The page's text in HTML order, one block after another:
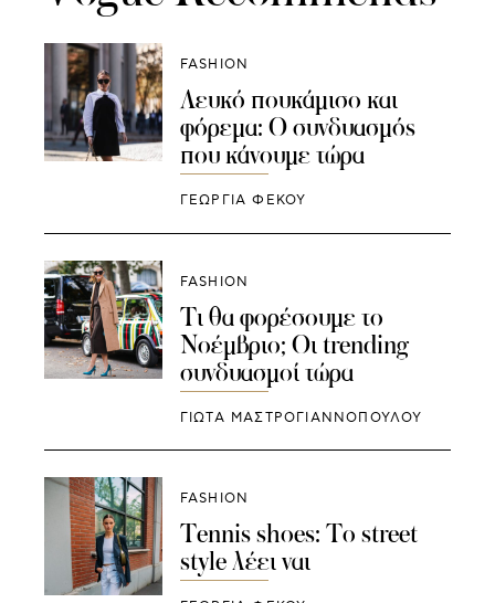
FASHION
Λευκό πουκάμισο και
φόρεμα: Ο συνδυασμός
που κάνουμε τώρα
ΓΕΩΡΓΙΑ ΦΕΚΟΥ
FASHION
Τι θα φορέσουμε το
Νοέμβριο; Οι trending
συνδυασμοί τώρα
ΓΙΩΤΑ ΜΑΣΤΡΟΓΙΑΝΝΟΠΟΥΛΟΥ
FASHION
Tennis shoes: Το street
style λέει ναι